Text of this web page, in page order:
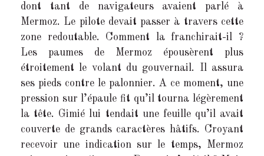
dont tant de navigateurs avaient parlé à
Mermoz. Le pilote devait passer à travers cette
zone redoutable. Comment la franchirait-il ?
Les paumes de Mermoz épousèrent plus
étroitement le volant du gouvernail. Il assura
ses pieds contre le palonnier. A ce moment, une
pression sur l’épaule fit qu’il tourna légèrement
la tête. Gimié lui tendait une feuille qu’il avait
couverte de grands caractères hâtifs. Croyant
recevoir une indication sur le temps, Mermoz